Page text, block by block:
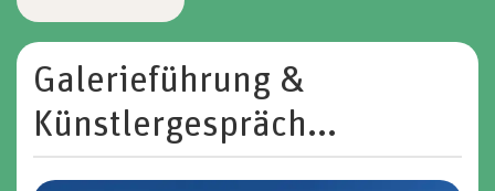
Galerieführung &
Künstlergespräch...